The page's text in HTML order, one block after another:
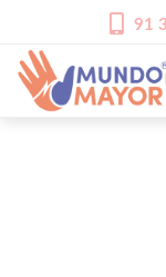
91